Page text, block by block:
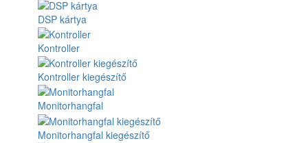
DSP kártya
Kontroller
Kontroller kiegészítő
Monitorhangfal
Monitorhangfal kiegészítő